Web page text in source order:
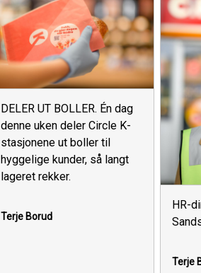
DELER UT BOLLER. Én dag
denne uken deler Circle K-
stasjonene ut boller til
hyggelige kunder, så langt
lageret rekker.
Terje Borud
HR-
Terje